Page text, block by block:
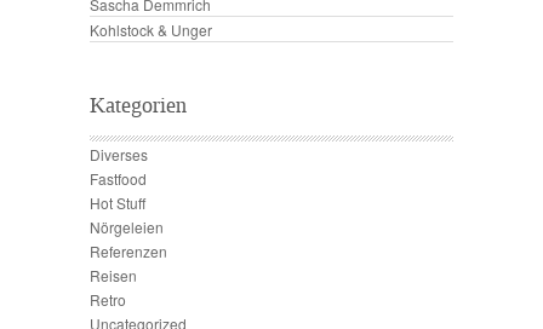
Sascha Demmrich
Kohlstock & Unger
Kategorien
Diverses
Fastfood
Hot Stuff
Nörgeleien
Referenzen
Reisen
Retro
Uncategorized